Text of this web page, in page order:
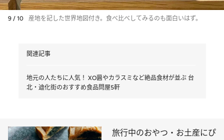
9 / 10 産地を記した世界地図付き。食べ比べしてみるのも面白いはず。
関連記事
地元の人たちに人気！ XO醤やカラスミなど絶品食材が並ぶ 台
北・迪化街のおすすめ食品問屋5軒
旅行中のおやつ・お土産にぴ